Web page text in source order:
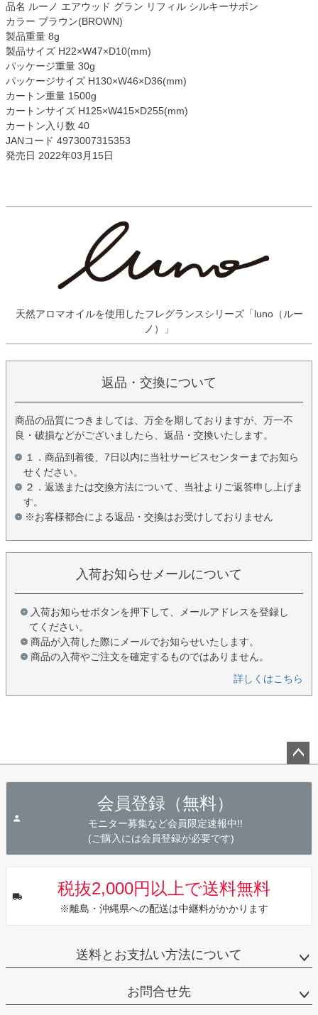
品名 ルーノ エアウッド グラン リフィル シルキーサボン
カラー ブラウン(BROWN)
製品重量 8g
製品サイズ H22×W47×D10(mm)
パッケージ重量 30g
パッケージサイズ H130×W46×D36(mm)
カートン重量 1500g
カートンサイズ H125×W415×D255(mm)
カートン入り数 40
JANコード 4973007315353
発売日 2022年03月15日
天然アロマオイルを使用したフレグランスシリーズ「luno（ルー
ノ）」
返品・交換について
商品の品質につきましては、万全を期しておりますが、万一不
良・破損などがございましたら、返品・交換いたします。
１．商品到着後、7日以内に当社サービスセンターまでお知ら
せください。
２．返送または交換方法について、当社よりご返答申し上げま
す。
※お客様都合による返品・交換はお受けしておりません
入荷お知らせメールについて
入荷お知らせボタンを押下して、メールアドレスを登録し
てください。
商品が入荷した際にメールでお知らせいたします。
商品の入荷やご注文を確定するものではありません。
詳しくはこちら
会員登録（無料）
モニター募集など会員限定速報中!!
(ご購入には会員登録が必要です)
税抜2,000円以上で送料無料
※離島・沖縄県への配送は中継料がかかります
送料とお支払い方法について
お問合せ先